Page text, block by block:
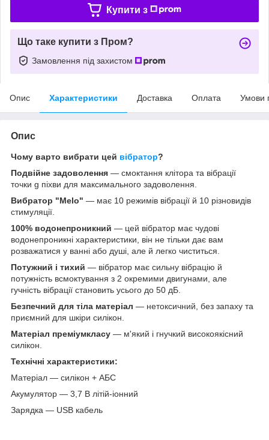
Купити з
Що таке купити з Пром?
Замовлення під захистом
Опис Характеристики Доставка Оплата Умови
Опис
Чому варто вибрати цей вібратор?
Подвійне задоволення — смоктання клітора та вібрації
точки g піхви для максимального задоволення.
Вибратор "Melo" — має 10 режимів вібрації й 10 різновидів
стимуляції.
100% водонепроникний — цей вібратор має чудові
водонепроникні характеристики, він не тільки дає вам
розважатися у ванні або душі, але й легко чиститься.
Потужний і тихий — вібратор має сильну вібрацію й
потужність всмоктування з 2 окремими двигунами, але
гучність вібрації становить усього до 50 дБ.
Безпечний для тіла матеріал — нетоксичний, без запаху та
приємний для шкіри силікон.
Матеріал преміумкласу — м'який і гнучкий високоякісний
силікон.
Технічні характеристики:
Матеріал — силікон + АБС
Акумулятор — 3,7 В літій-іонний
Зарядка — USB кабель